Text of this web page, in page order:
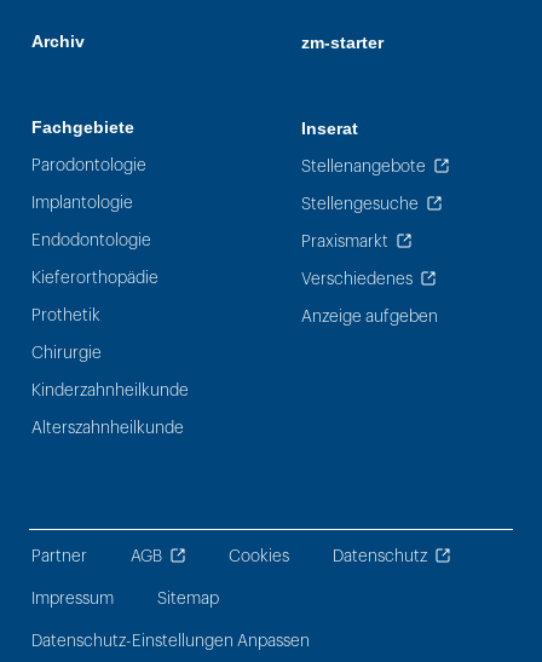
Archiv
Fachgebiete
Parodontologie
Implantologie
Endodontologie
Kieferorthopädie
Prothetik
Chirurgie
Kinderzahnheilkunde
Alterszahnheilkunde
zm-starter
Inserat
Stellenangebote
Stellengesuche
Praxismarkt
Verschiedenes
Anzeige aufgeben
Partner AGB Cookies Datenschutz
Impressum Sitemap
Datenschutz-Einstellungen Anpassen